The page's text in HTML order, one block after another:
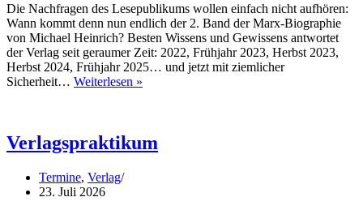
Die Nachfragen des Lesepublikums wollen einfach nicht aufhören:
Wann kommt denn nun endlich der 2. Band der Marx-Biographie
von Michael Heinrich? Besten Wissens und Gewissens antwortet
der Verlag seit geraumer Zeit: 2022, Frühjahr 2023, Herbst 2023,
Herbst 2024, Frühjahr 2025… und jetzt mit ziemlicher
Sicherheit… Weiterlesen »
Erfolges
Verlagspraktikum
Termine, Verlag
23. Juli 2026